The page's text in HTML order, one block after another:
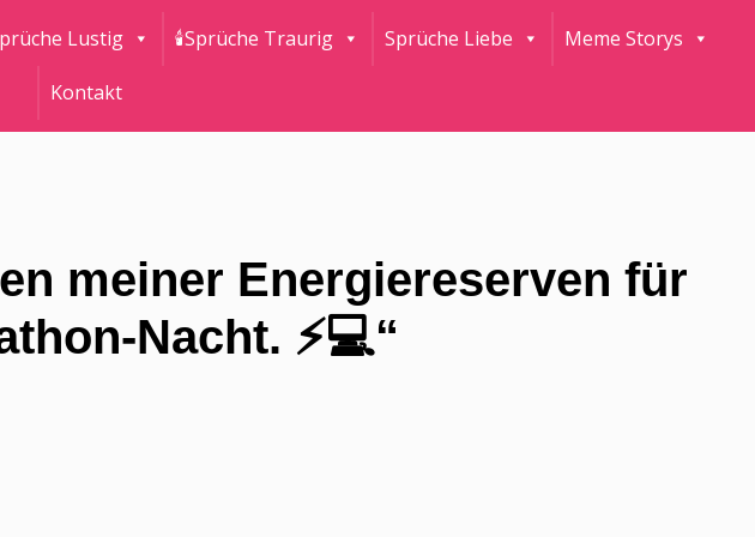
Lustig 🕯Sprüche Traurig Sprüche Liebe Meme Storys
Kontakt
meiner Energiereserven für
Nacht. ⚡💻“